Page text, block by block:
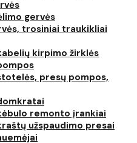
gervės
trosiniai traukikliai
kirpimo žirklės
presų pompos,
remonto įrankiai
užspaudimo presai